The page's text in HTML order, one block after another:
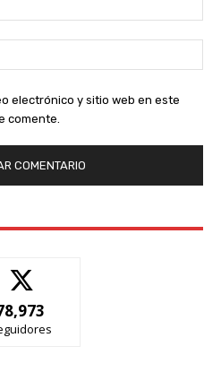
electrónico y sitio web en este
comente.